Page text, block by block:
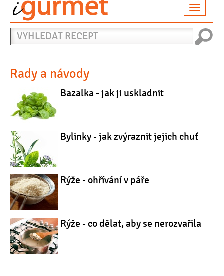
Vyhledat
recept
Rady a návody
Bazalka - jak ji uskladnit
Bylinky - jak zvýraznit jejich chuť
Rýže - ohřívání v páře
Rýže - co dělat, aby se nerozvařila